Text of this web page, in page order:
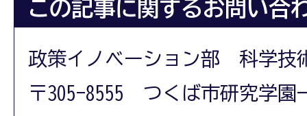
この記事に関するお問い合
政策イノベーション部 科学技
〒305-8555 つくば市研究学園